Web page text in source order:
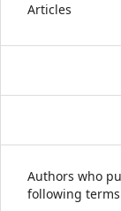
Articles
Authors who
following